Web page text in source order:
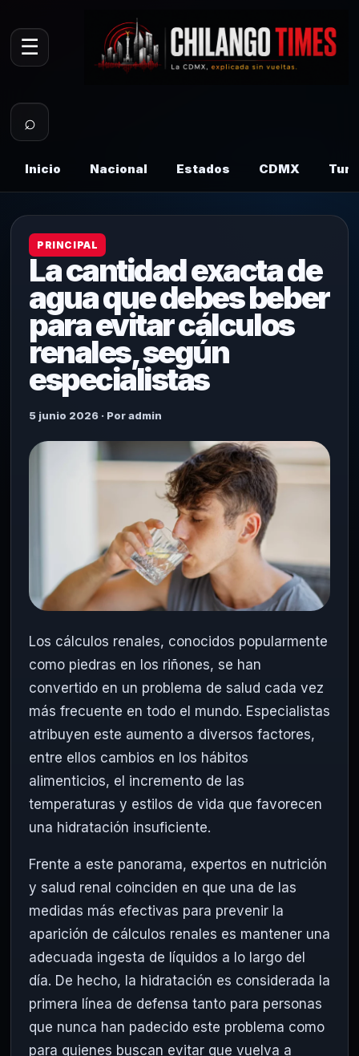
☰
⌕
Inicio Nacional Estados CDMX
PRINCIPAL
La cantidad exacta de
agua que debes beber
para evitar cálculos
renales, según
especialistas
5 junio 2026 · Por admin
Los cálculos renales, conocidos popularmente
como piedras en los riñones, se han
convertido en un problema de salud cada vez
más frecuente en todo el mundo. Especialistas
atribuyen este aumento a diversos factores,
entre ellos cambios en los hábitos
alimenticios, el incremento de las
temperaturas y estilos de vida que favorecen
una hidratación insuficiente.
Frente a este panorama, expertos en nutrición
y salud renal coinciden en que una de las
medidas más efectivas para prevenir la
aparición de cálculos renales es mantener una
adecuada ingesta de líquidos a lo largo del
día. De hecho, la hidratación es considerada la
primera línea de defensa tanto para personas
que nunca han padecido este problema como
para quienes buscan evitar que vuelva a